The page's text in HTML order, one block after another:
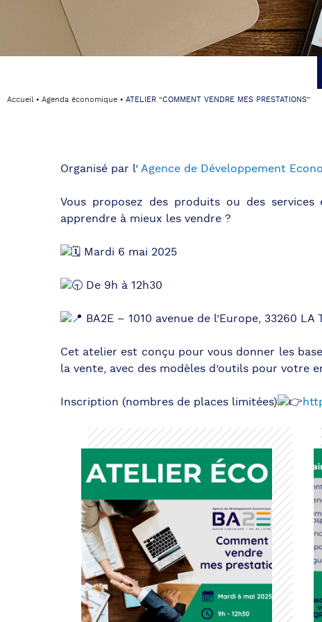
Accueil⦁ Agenda économique ⦁ ATELIER “COMMENT VENDRE MES PRESTATIONS”
Organisé par l’Agence de Développement
Vous proposez des produits ou des
apprendre à mieux les vendre ?
Mardi 6 mai 2025
De 9h à 12h30
BA2E – 1010 avenue de l’Europe, 33260 LA
Cet atelier est conçu pour vous donner les
la vente, avec des modèles d’outils pour votre
Inscription (nombres de places limitées)